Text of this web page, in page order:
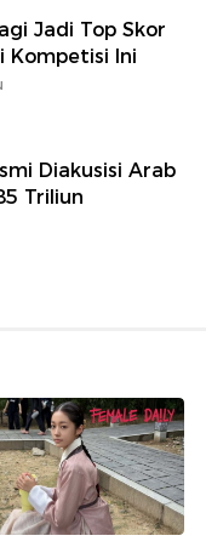
Jadi Top Skor
Kompetisi Ini
Diakusisi Arab
Triliun